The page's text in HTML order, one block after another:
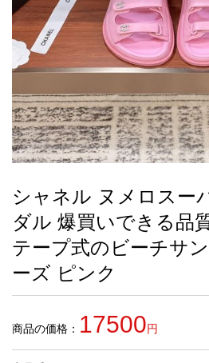
理
最
新
製
品
お
す
す
め
商
人
シャネル ヌメロスー
ダル 爆買いできる品
テープ式のビーチサ
ーズ ピンク
商品の価格： 17500円